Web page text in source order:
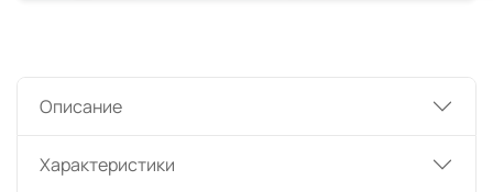
Описание
Характеристики